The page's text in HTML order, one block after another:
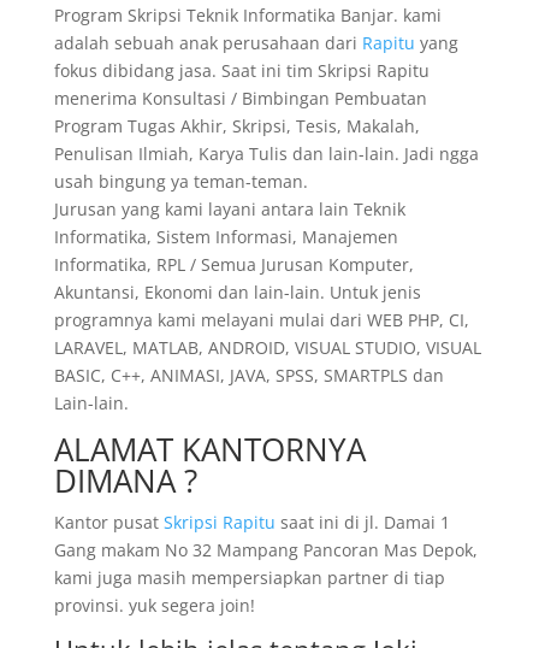
Program Skripsi Teknik Informatika Banjar. kami
adalah sebuah anak perusahaan dari Rapitu yang
fokus dibidang jasa. Saat ini tim Skripsi Rapitu
menerima Konsultasi / Bimbingan Pembuatan
Program Tugas Akhir, Skripsi, Tesis, Makalah,
Penulisan Ilmiah, Karya Tulis dan lain-lain. Jadi ngga
usah bingung ya teman-teman.
Jurusan yang kami layani antara lain Teknik
Informatika, Sistem Informasi, Manajemen
Informatika, RPL / Semua Jurusan Komputer,
Akuntansi, Ekonomi dan lain-lain. Untuk jenis
programnya kami melayani mulai dari WEB PHP, CI,
LARAVEL, MATLAB, ANDROID, VISUAL STUDIO, VISUAL
BASIC, C++, ANIMASI, JAVA, SPSS, SMARTPLS dan
Lain-lain.
ALAMAT KANTORNYA
DIMANA ?
Kantor pusat Skripsi Rapitu saat ini di jl. Damai 1
Gang makam No 32 Mampang Pancoran Mas Depok,
kami juga masih mempersiapkan partner di tiap
provinsi. yuk segera join!